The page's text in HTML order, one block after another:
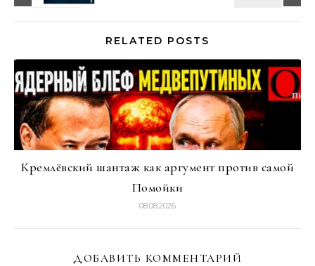
RELATED POSTS
Кремлёвский шантаж как аргумент против самой
Помойки
08.08.2026
ДОБАВИТЬ КОММЕНТАРИЙ